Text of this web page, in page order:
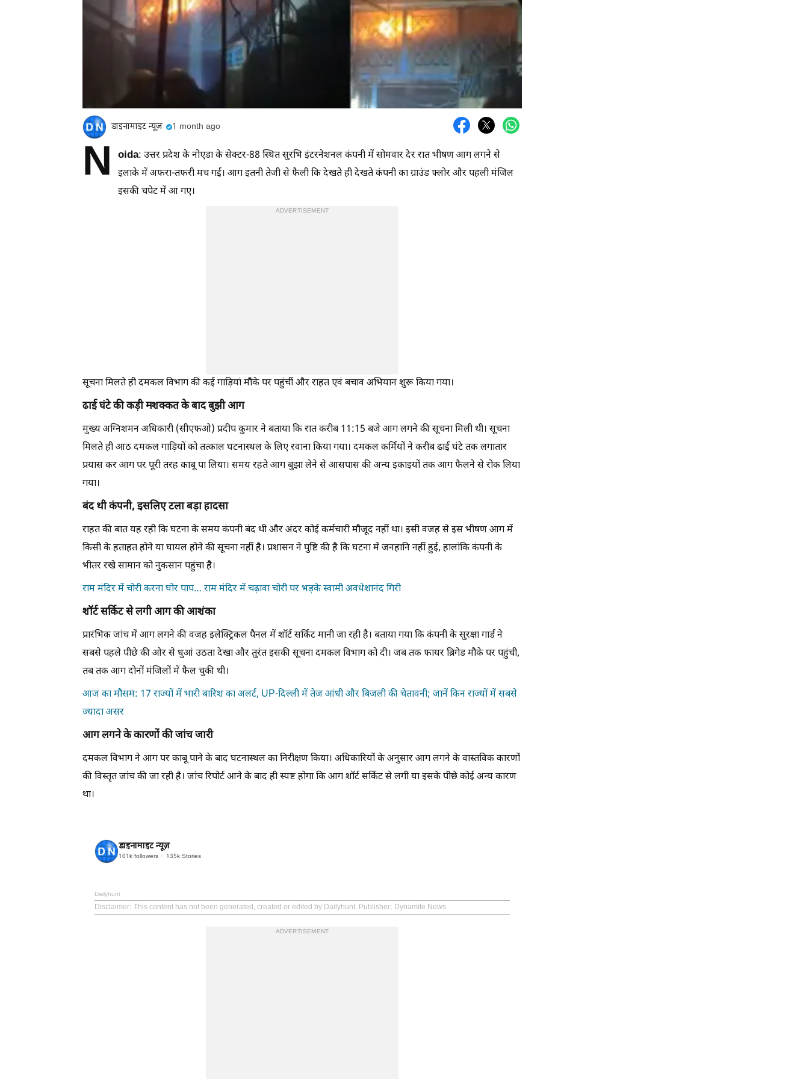
डाइनामाइट न्यूज़ 1 month ago
N oida: उत्तर प्रदेश के नोएडा के सेक्टर-88 स्थित सुरभि इंटरनेशनल कंपनी में सोमवार देर रात भीषण आग लगने से
इलाके में अफरा-तफरी मच गई। आग इतनी तेजी से फैली कि देखते ही देखते कंपनी का ग्राउंड फ्लोर और पहली मंजिल
इसकी चपेट में आ गए।
ADVERTISEMENT
सूचना मिलते ही दमकल विभाग की कई गाड़ियां मौके पर पहुंचीं और राहत एवं बचाव अभियान शुरू किया गया।
ढाई घंटे की कड़ी मशक्कत के बाद बुझी आग
मुख्य अग्निशमन अधिकारी (सीएफओ) प्रदीप कुमार ने बताया कि रात करीब 11:15 बजे आग लगने की सूचना मिली थी। सूचना
मिलते ही आठ दमकल गाड़ियों को तत्काल घटनास्थल के लिए रवाना किया गया। दमकल कर्मियों ने करीब ढाई घंटे तक लगातार
प्रयास कर आग पर पूरी तरह काबू पा लिया। समय रहते आग बुझा लेने से आसपास की अन्य इकाइयों तक आग फैलने से रोक लिया
गया।
बंद थी कंपनी, इसलिए टला बड़ा हादसा
राहत की बात यह रही कि घटना के समय कंपनी बंद थी और अंदर कोई कर्मचारी मौजूद नहीं था। इसी वजह से इस भीषण आग में
किसी के हताहत होने या घायल होने की सूचना नहीं है। प्रशासन ने पुष्टि की है कि घटना में जनहानि नहीं हुई, हालांकि कंपनी के
भीतर रखे सामान को नुकसान पहुंचा है।
राम मंदिर में चोरी करना घोर पाप… राम मंदिर में चढ़ावा चोरी पर भड़के स्वामी अवधेशानंद गिरी
शॉर्ट सर्किट से लगी आग की आशंका
प्रारंभिक जांच में आग लगने की वजह इलेक्ट्रिकल पैनल में शॉर्ट सर्किट मानी जा रही है। बताया गया कि कंपनी के सुरक्षा गार्ड ने
सबसे पहले पीछे की ओर से धुआं उठता देखा और तुरंत इसकी सूचना दमकल विभाग को दी। जब तक फायर ब्रिगेड मौके पर पहुंची,
तब तक आग दोनों मंजिलों में फैल चुकी थी।
आज का मौसम: 17 राज्यों में भारी बारिश का अलर्ट, UP-दिल्ली में तेज आंधी और बिजली की चेतावनी; जानें किन राज्यों में सबसे
ज्यादा असर
आग लगने के कारणों की जांच जारी
दमकल विभाग ने आग पर काबू पाने के बाद घटनास्थल का निरीक्षण किया। अधिकारियों के अनुसार आग लगने के वास्तविक कारणों
की विस्तृत जांच की जा रही है। जांच रिपोर्ट आने के बाद ही स्पष्ट होगा कि आग शॉर्ट सर्किट से लगी या इसके पीछे कोई अन्य कारण
था।
डाइनामाइट न्यूज़
101k followers 135k Stories
Dailyhunt
Disclaimer: This content has not been generated, created or edited by Dailyhunt. Publisher: Dynamite News
ADVERTISEMENT